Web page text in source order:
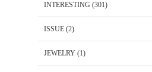
INTERESTING (301)
ISSUE (2)
JEWELRY (1)